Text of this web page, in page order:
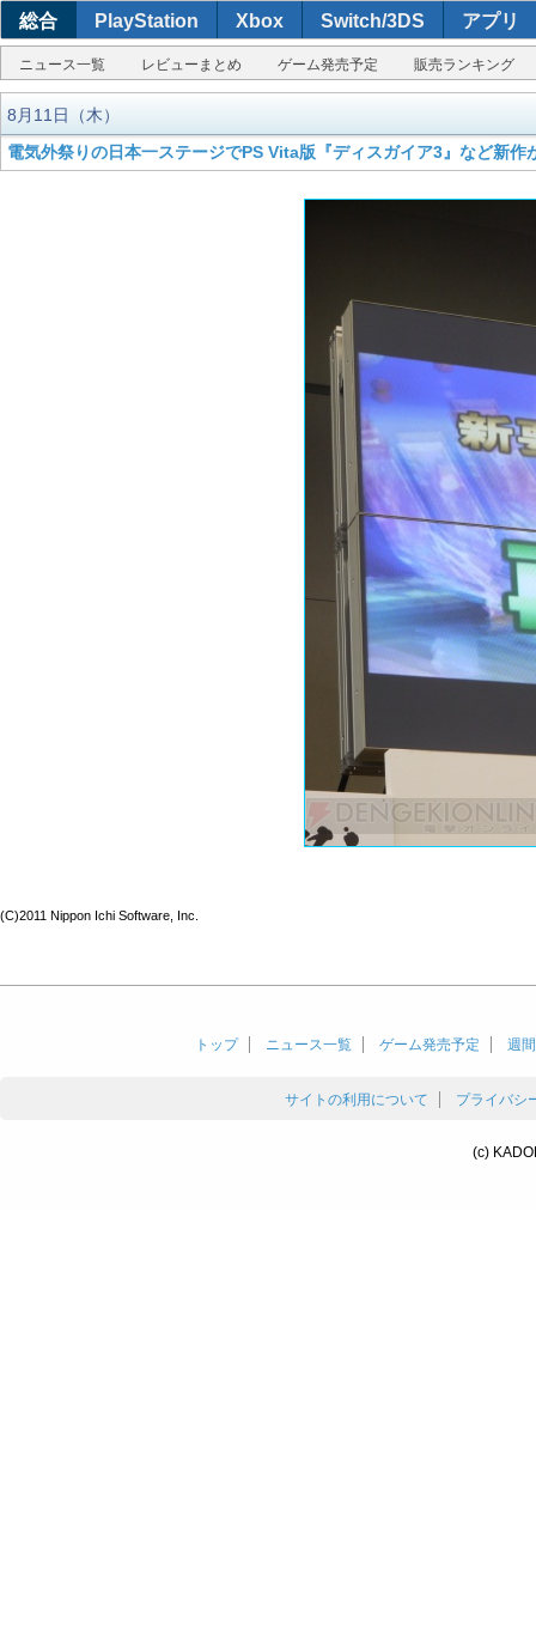
総合 PlayStation Xbox Switch/3DS アプリ
ニュース一覧 レビューまとめ ゲーム発売予定 販売ランキング
8月11日（木）
電気外祭りの日本一ステージでPS Vita版『ディスガイア3』など新作
(C)2011 Nippon Ichi Software, Inc.
トップ ニュース一覧 ゲーム発売予定 週
サイトの利用について プライバシ
(c)